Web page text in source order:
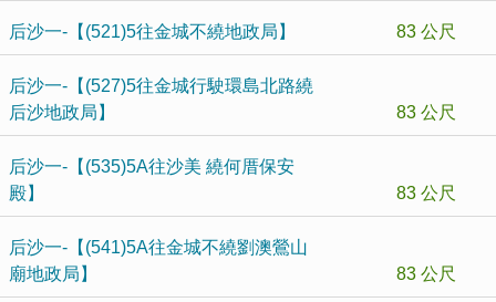
后沙一-【(521)5往金城不繞地政局】 83 公尺
后沙一-【(527)5往金城行駛環島北路繞
后沙地政局】
83 公尺
后沙一-【(535)5A往沙美 繞何厝保安
殿】
83 公尺
后沙一-【(541)5A往金城不繞劉澳鶯山
廟地政局】
83 公尺